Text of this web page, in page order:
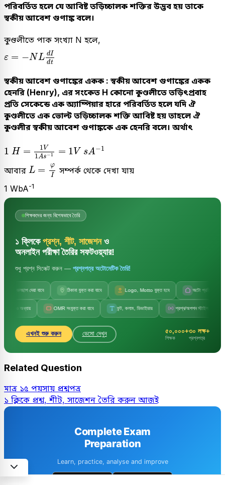
পরিবর্তিত হলে যে আবিষ্ট তড়িচ্চালক শক্তির উদ্ভব হয় তাকে
স্বকীয় আবেশ গুণাঙ্ক বলে।
কুণ্ডলীতে পাক সংখ্যা N হলে,
ε = −NL dI
dt
LdIdt
স্বকীয় আবেশ গুণাঙ্কের একক : স্বকীয় আবেশ গুণাঙ্কের একক
হেনরি (Henry), এর সংকেত H কোনো কুণ্ডলীতে তড়িৎপ্রবাহ
প্রতি সেকেন্ডে এক অ্যাম্পিয়ার হারে পরিবর্তিত হলে যদি ঐ
কুণ্ডলীতে এক ভোল্ট তড়িচ্চালক শক্তি আবিষ্ট হয় তাহলে ঐ
কুণ্ডলীর স্বকীয় আবেশ গুণাঙ্ককে এক হেনরি বলে। অর্থাৎ
1 H = 1V
1As−1 = 1V sA−1
1 H= As V s -1
আবার L =
φ
I
L
সম্পর্ক থেকে দেখা যায়
1 WbA-1
শিক্ষকদের জন্য বিশেষভাবে তৈরি
১ ক্লিকে প্রশ্ন, শীট, সাজেশনও
অনলাইন পরীক্ষা তৈরির সফটওয়্যার!
শুধু প্রশ্ন সিলেক্ট করুন — প্রশ্নপত্র অটোমেটিক তৈরি!
জলছাপ দেয়া যাবে ঠিকানা যুক্ত করা যাবে Logo, Motto যুক্ত হবে অটো প্রতিষ্ঠানের নাম
OMR সংযুক্ত করা যাবে ফন্ট, কলাম, ডিভাইডার প্রশ্ন/অপশন স্টাইল পরিবর্তন
এখনই শুরু করুন ডেমো দেখুন ৫০,০০০+
শিক্ষক
৩০ লক্ষ+
প্রশ্নপত্র
Related Question
মাত্র ১৫ পয়সায় প্রশ্নপত্র
১ ক্লিকে প্রশ্ন, শীট, সাজেশন তৈরি করুন আজই
Complete Exam
Preparation
Learn, practice, analyse and improve